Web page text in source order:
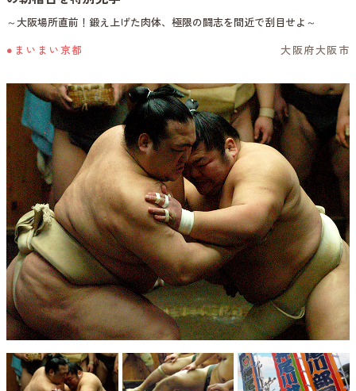
～大阪場所直前！鍛え上げた肉体、極限の闘志を間近で刮目せよ～
●まいまい京都 大阪府大阪市